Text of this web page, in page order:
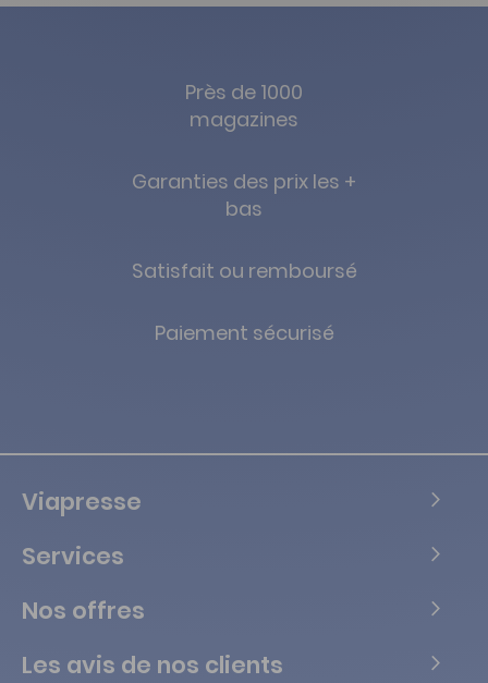
Près de 1000
magazines
Garanties des prix les +
bas
Satisfait ou remboursé
Paiement sécurisé
Viapresse
Services
Nos offres
Les avis de nos clients